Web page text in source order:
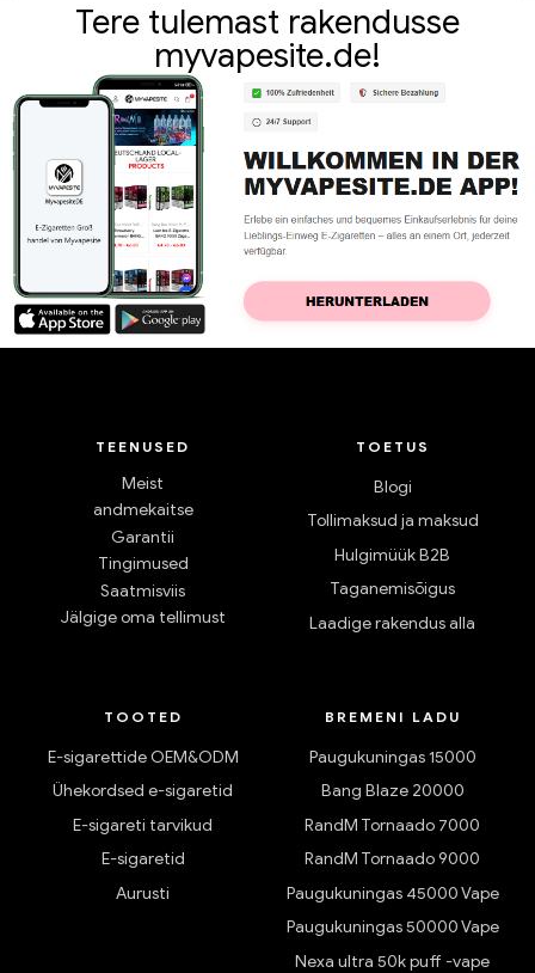
Tere tulemast rakendusse
myvapesite.de!
TEENUSED
Meist
andmekaitse
Garantii
Tingimused
Saatmisviis
Jälgige oma tellimust
TOETUS
Blogi
Tollimaksud ja maksud
Hulgimüük B2B
Taganemisõigus
Laadige rakendus alla
TOOTED
E-sigarettide OEM&ODM
Ühekordsed e-sigaretid
E-sigareti tarvikud
E-sigaretid
Aurusti
BREMENI LADU
Paugukuningas 15000
Bang Blaze 20000
RandM Tornaado 7000
RandM Tornaado 9000
Paugukuningas 45000 Vape
Paugukuningas 50000 Vape
Nexa ultra 50k puff -vape